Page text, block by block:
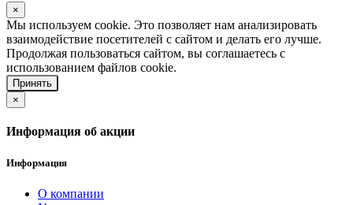
×
Мы используем cookie. Это позволяет нам анализировать
взаимодействие посетителей с сайтом и делать его лучше.
Продолжая пользоваться сайтом, вы соглашаетесь с
использованием файлов cookie.
Принять
×
Информация об акции
Информация
О компании